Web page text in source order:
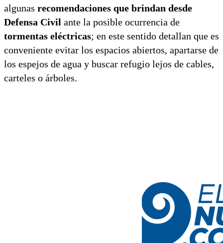
algunas recomendaciones que brindan desde
Defensa Civil ante la posible ocurrencia de
tormentas eléctricas; en este sentido detallan que es
conveniente evitar los espacios abiertos, apartarse de
los espejos de agua y buscar refugio lejos de cables,
carteles o árboles.